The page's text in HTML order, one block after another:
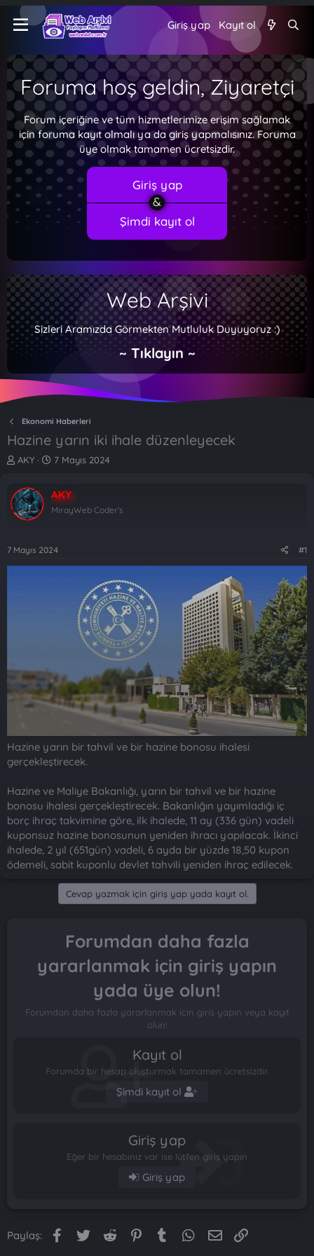
Giriş yap Kayıt ol
Foruma hoş geldin, Ziyaretçi
Forum içeriğine ve tüm hizmetlerimize erişim sağlamak
için foruma kayıt olmalı ya da giriş yapmalısınız. Foruma
üye olmak tamamen ücretsizdir.
Giriş yap
Şimdi kayıt ol
Web Arşivi
Sizleri Aramızda Görmekten Mutluluk Duyuyoruz :)
~ Tıklayın ~
Ekonomi Haberleri
Hazine yarın iki ihale düzenleyecek
K
b
u
y
b
AKY
B
l
a
ı
7 Mayıs 2024
AKY
MirayWeb Coder's
7 Mayıs 2024 #1
Hazine yarın bir tahvil ve bir hazine bonosu ihalesi
gerçekleştirecek.
Hazine ve Maliye Bakanlığı, yarın bir tahvil ve bir hazine
bonosu ihalesi gerçekleştirecek. Bakanlığın yayımladığı iç
borç ihraç takvimine göre, ilk ihalede, 11 ay (336 gün) vadeli
kuponsuz hazine bonosunun yeniden ihracı yapılacak. İkinci
ihalede, 2 yıl (651gün) vadeli, 6 ayda bir yüzde 18,50 kupon
ödemeli, sabit kuponlu devlet tahvili yeniden ihraç edilecek.
Cevap yazmak için giriş yap yada kayıt ol.
Forumdan daha fazla
yararlanmak için giriş yapın
yada üye olun!
Forumdan daha fazla yararlanmak için giriş yapın veya kayıt
olun!
Kayıt ol
Forumda bir hesap oluşturmak tamamen ücretsizdir.
Şimdi kayıt ol
Giriş yap
Eğer bir hesabınız var ise lütfen giriş yapın
Giriş yap
Paylaş: Facebook
Twitter Reddit PinterestTumblr WhatsApp
E-posta